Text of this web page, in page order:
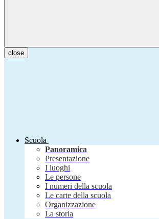
close
Scuola
Panoramica
Presentazione
I luoghi
Le persone
I numeri della scuola
Le carte della scuola
Organizzazione
La storia